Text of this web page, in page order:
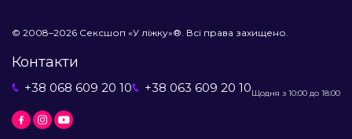
© 2008–2026 Сексшоп «У ліжку»®. Всі права захищено.
Контакти
+38 068 609 20 10 +38 063 609 20 10Щодня з 10:00 до 18:00